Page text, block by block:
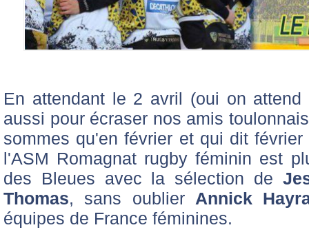
En attendant le 2 avril (oui on
aussi pour écraser nos amis
sommes qu'en février et qui dit
l'ASM Romagnat rugby féminin est
des Bleues avec la sélection de
Thomas, sans oublier Annick
équipes de France féminines.